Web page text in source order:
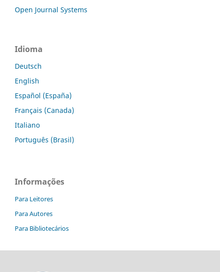
Open Journal Systems
Idioma
Deutsch
English
Español (España)
Français (Canada)
Italiano
Português (Brasil)
Informações
Para Leitores
Para Autores
Para Bibliotecários